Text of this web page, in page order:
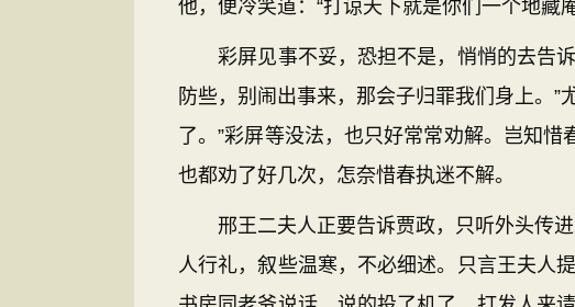
他，便冷笑道：“打谅天下就是你们一个地藏
彩屏见事不妥，恐担不是，悄悄的去告诉
防些，别闹出事来，那会子归罪我们身上。
了。”彩屏等没法，也只好常常劝解。岂知
也都劝了好几次，怎奈惜春执迷不解。
邢王二夫人正要告诉贾政，只听外头传进
人行礼，叙些温寒，不必细述。只言王夫人